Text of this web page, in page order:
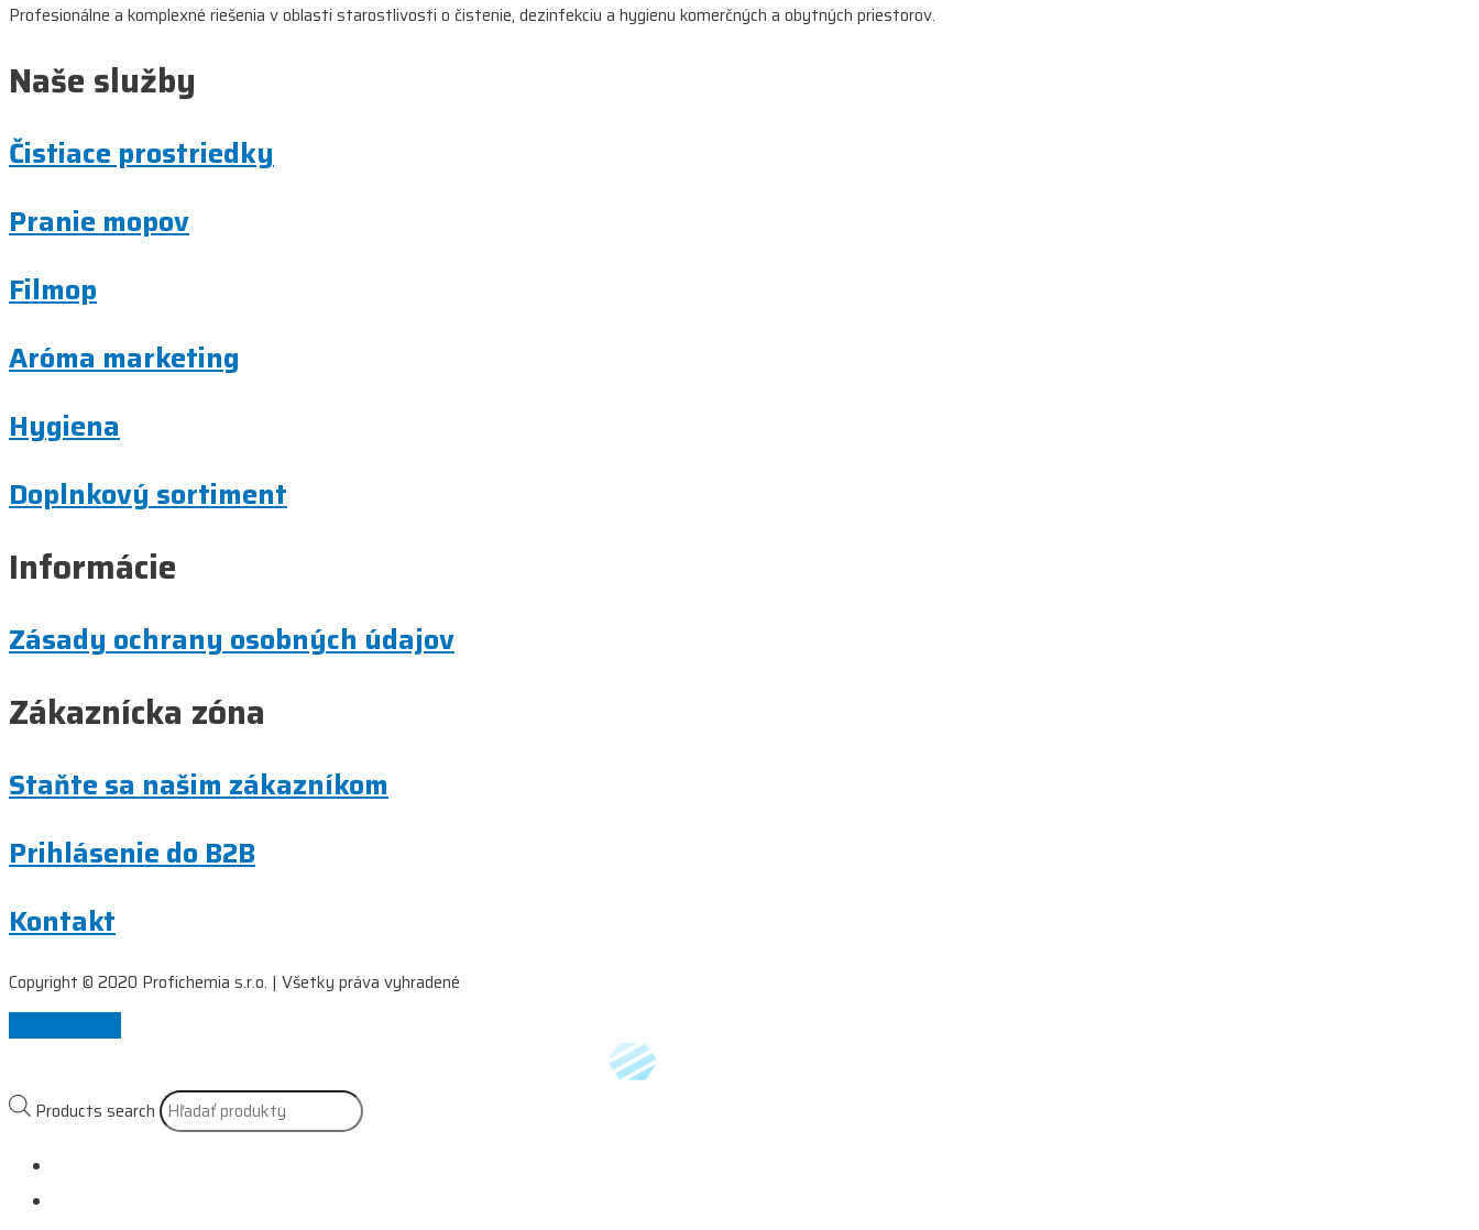
Profesionálne a komplexné riešenia v oblasti starostlivosti o čistenie, dezinfekciu a hygienu komerčných a obytných priestorov.
Naše služby
Čistiace prostriedky
Pranie mopov
Filmop
Aróma marketing
Hygiena
Doplnkový sortiment
Informácie
Zásady ochrany osobných údajov
Zákaznícka zóna
Staňte sa našim zákazníkom
Prihlásenie do B2B
Kontakt
Copyright © 2020 Profichemia s.r.o. | Všetky práva vyhradené
Products search